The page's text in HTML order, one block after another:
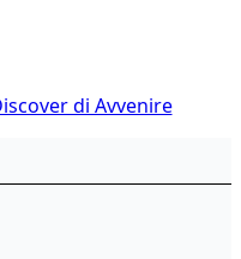
di Avvenire